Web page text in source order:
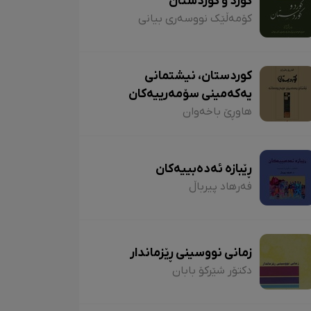
کۆمەڵێک نووسەری بیانی
کوردستان، نیشتمانی
یەکەمینی سۆمەرییەکان
هاوڕێ باخەوان
ڕێبازە ئەدەبییەکان
فەرهاد پیرباڵ
زمانی نووسینی ڕێزماندار
دکتۆر شێرکۆ بابان